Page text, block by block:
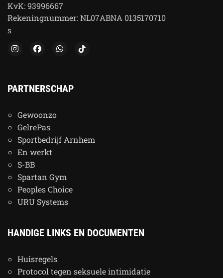
KvK:93996667
Rekeningnummer:NL07ABNA 0135170710
s
PARTNERSCHAP
Gewoonzo
GelrePas
Sportbedrijf Arnhem
En werkt
S-BB
Spartan Gym
Peoples Choice
URU Systems
HANDIGE LINKS EN DOCUMENTEN
Huisregels
Protocol tegen seksuele intimidatie